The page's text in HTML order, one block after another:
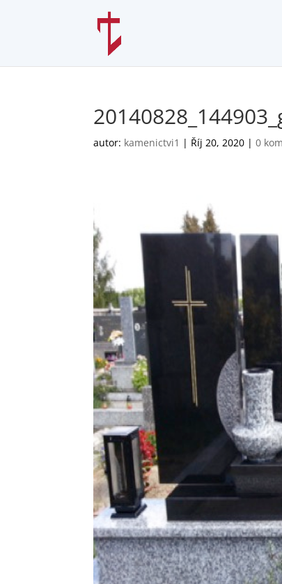
autor: kamenictvi1 | Říj 20, 2020 |0